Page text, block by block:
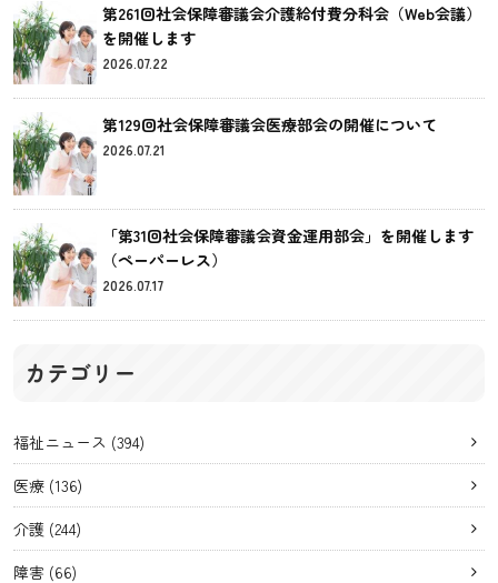
第261回社会保障審議会介護給付費分科会（Web会議）
を開催します
2026.07.22
第129回社会保障審議会医療部会の開催について
2026.07.21
「第31回社会保障審議会資金運用部会」を開催します
（ペーパーレス）
2026.07.17
カテゴリー
福祉ニュース (394)
医療 (136)
介護 (244)
障害 (66)